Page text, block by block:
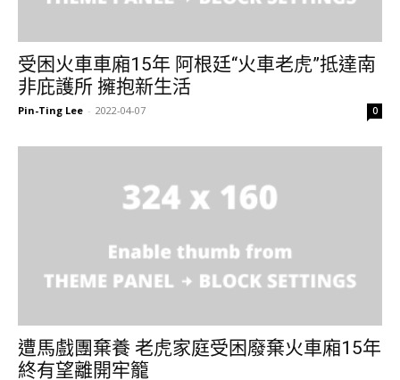
受困火車車廂15年 阿根廷“火車老虎”抵達南
非庇護所 擁抱新生活
Pin-Ting Lee - 2022-04-07 0
遭馬戲團棄養 老虎家庭受困廢棄火車廂15年
終有望離開牢籠